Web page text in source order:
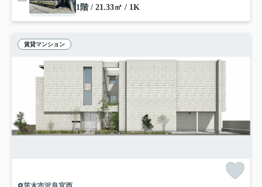
1階 / 21.33㎡ / 1K
賃貸マンション